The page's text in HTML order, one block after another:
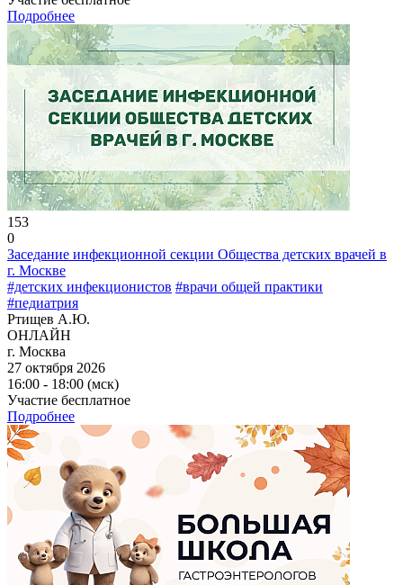
Подробнее
153
0
Заседание инфекционной секции Общества детских врачей в
г. Москве
#детских инфекционистов #врачи общей практики
#педиатрия
Ртищев А.Ю.
ОНЛАЙН
г. Москва
27 октября 2026
16:00 - 18:00 (мск)
Участие бесплатное
Подробнее